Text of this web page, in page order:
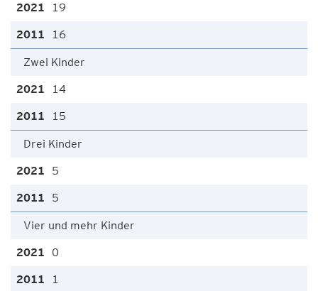
19
16
Zwei Kinder
14
15
Drei Kinder
5
5
Vier und mehr Kinder
0
1